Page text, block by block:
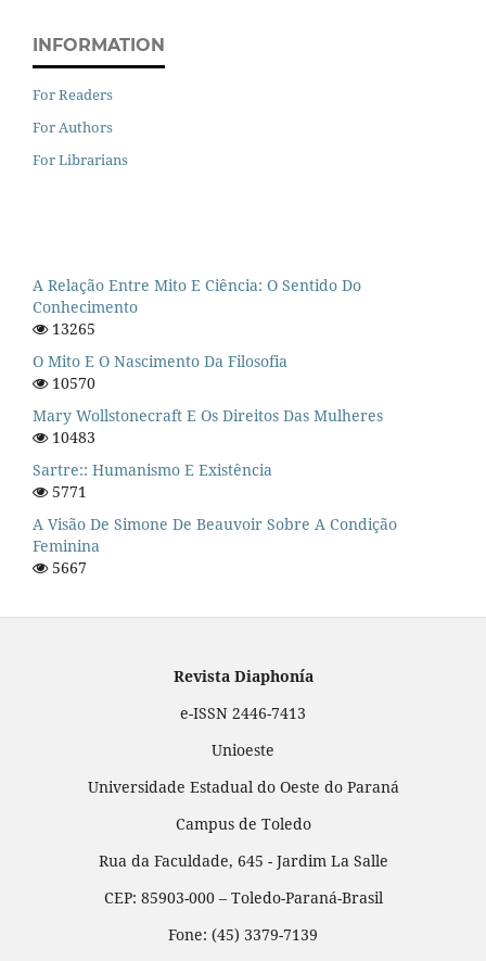
INFORMATION
For Readers
For Authors
For Librarians
A Relação Entre Mito E Ciência: O Sentido Do
Conhecimento
13265
O Mito E O Nascimento Da Filosofia
10570
Mary Wollstonecraft E Os Direitos Das Mulheres
10483
Sartre:: Humanismo E Existência
5771
A Visão De Simone De Beauvoir Sobre A Condição
Feminina
5667
Revista Diaphonía
e-ISSN 2446-7413
Unioeste
Universidade Estadual do Oeste do Paraná
Campus de Toledo
Rua da Faculdade, 645 - Jardim La Salle
CEP: 85903-000 – Toledo-Paraná-Brasil
Fone: (45) 3379-7139